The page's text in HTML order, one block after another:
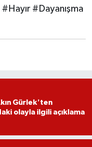
#Dayanışma
Gürlek'ten
olayla ilgili açıklama